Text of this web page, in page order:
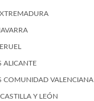
ALICANTE
COMUNIDAD VALENCIANA
Y LEÓN